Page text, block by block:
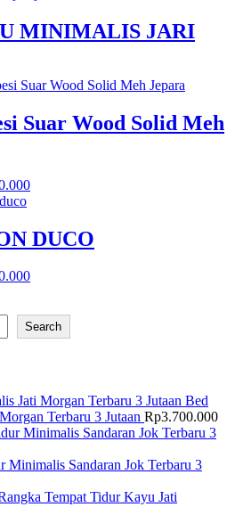
MINIMALIS JARI
Suar Wood Solid Meh
Harga
adalah:
Rp4.500.000.
DUCO
Harga
adalah:
Rp2.850.000.
Search
Bed
Terbaru 3 Jutaan Rp3.700.000
Minimalis Sandaran Jok Terbaru 3